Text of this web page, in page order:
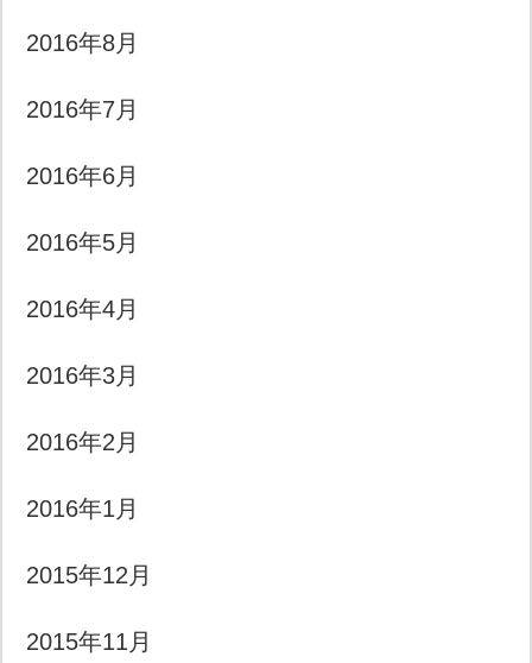
2016年8月
2016年7月
2016年6月
2016年5月
2016年4月
2016年3月
2016年2月
2016年1月
2015年12月
2015年11月